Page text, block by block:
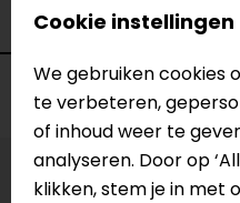
Kleur
N.v.t.
Voorraad
Vestiging Apeldoorn
Cookie instellingen
We gebruiken cookies
te verbeteren,
of inhoud weer te
analyseren. Door op
klikken, stem je in met